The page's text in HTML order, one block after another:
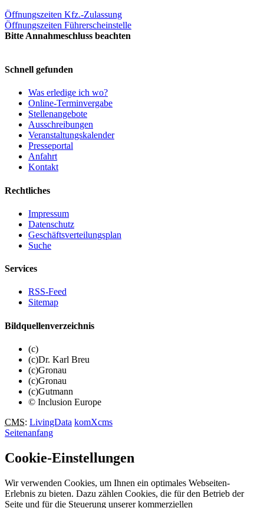
Öffnungszeiten Kfz.-Zulassung
Öffnungszeiten Führerscheinstelle
Bitte Annahmeschluss beachten
Schnell gefunden
Was erledige ich wo?
Online-Terminvergabe
Stellenangebote
Ausschreibungen
Veranstaltungskalender
Presseportal
Anfahrt
Kontakt
Rechtliches
Impressum
Datenschutz
Geschäftsverteilungsplan
Suche
Services
RSS-Feed
Sitemap
Bildquellenverzeichnis
(c)
(c)Dr. Karl Breu
(c)Gronau
(c)Gronau
(c)Gutmann
© Inclusion Europe
CMS: LivingData komXcms
Seitenanfang
Cookie-Einstellungen
Wir verwenden Cookies, um Ihnen ein optimales Webseiten-
Erlebnis zu bieten. Dazu zählen Cookies, die für den Betrieb der
Seite und für die Steuerung unserer kommerziellen